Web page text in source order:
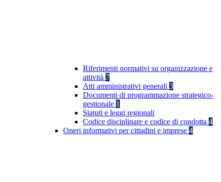
Riferimenti normativi su organizzazione e
attività 7
Atti amministrativi generali 3
Documenti di programmazione strategico-
gestionale 1
Statuti e leggi regionali
Codice disciplinare e codice di condotta 4
Oneri informativi per cittadini e imprese 4